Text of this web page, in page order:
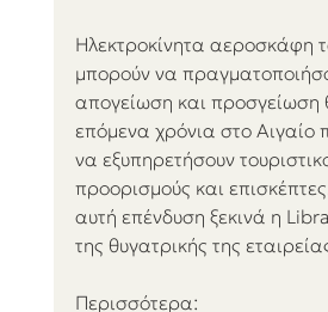
Ηλεκτροκίνητα αεροσκάφη
μπορούν να
απογείωση και προσγείωση
επόμενα χρόνια στο Αιγαίο
να εξυπηρετήσουν
προορισμούς και
αυτή επένδυση ξεκινά η
της θυγατρικής της
Περισσότερα: